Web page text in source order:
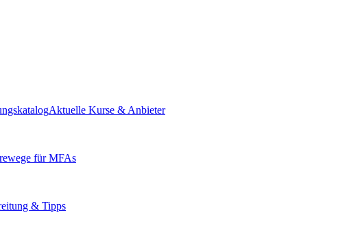
Aktuelle Kurse & Anbieter
für MFAs
& Tipps